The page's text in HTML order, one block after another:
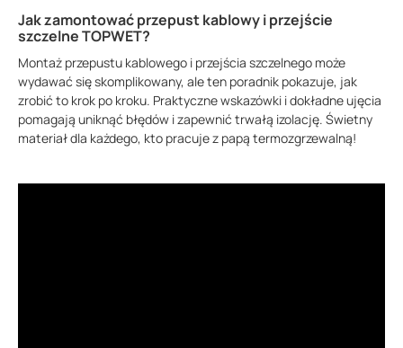
Jak zamontować przepust kablowy i przejście
szczelne TOPWET?
Montaż przepustu kablowego i przejścia szczelnego może
wydawać się skomplikowany, ale ten poradnik pokazuje, jak
zrobić to krok po kroku. Praktyczne wskazówki i dokładne ujęcia
pomagają uniknąć błędów i zapewnić trwałą izolację. Świetny
materiał dla każdego, kto pracuje z papą termozgrzewalną!